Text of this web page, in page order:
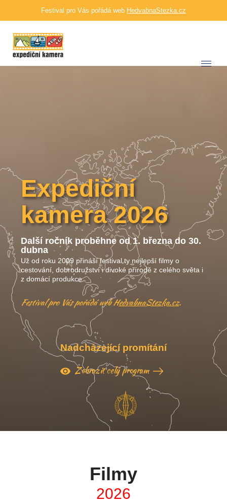
Festival pro Vás pořádá web HedvabnaStezka.cz
Expediční
kamera 2026
Další ročník proběhne od 1. března do 30.
dubna
Už od roku 2009 přináší festival ty nejlepší filmy o
cestování, dobrodružství i divoké přírodě z celého světa i
z domácí produkce.
Festival pro Vás pořádá webHedvabnaStezka.cz.
Nadcházející promítání
Zobrazit celý program
Filmy
2026